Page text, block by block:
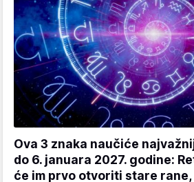
Ova 3 znaka naučiće
do 6. januara 2027. godine:
će im prvo otvoriti stare rane,